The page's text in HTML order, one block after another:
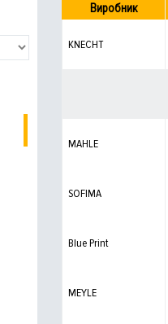
Виробник
KNECHT
MAHLE
SOFIMA
Blue Print
MEYLE